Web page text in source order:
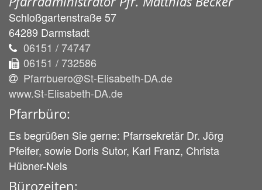
Schloßgartenstraße 57
64289 Darmstadt
06151 / 74747
06151 / 732586
Pfarrbuero@St-Elisabeth-DA.de
www.St-Elisabeth-DA.de
Pfarrbüro:
Es begrüßen Sie gerne: Pfarrsekretär Dr. Jörg
Pfeifer, sowie Doris Sutor, Karl Franz, Christa
Hübner-Nels
Bürozeiten: